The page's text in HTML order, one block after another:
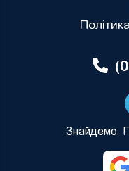
Знайдемо.